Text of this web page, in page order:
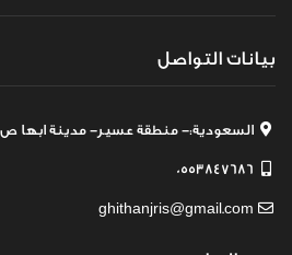
بيانات التواصل
السعودية:- منطقة عسير- مدينة ابها ص – ب
0553847686
ghithanjris@gmail.com